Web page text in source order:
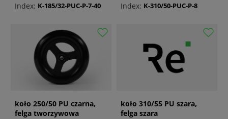
Index: K-185/32-PUC-P-7-40 Index: K-310/50-PUC-P-8
koło 250/50 PU czarna,
felga tworzywowa
koło 310/55 PU szara,
felga szara